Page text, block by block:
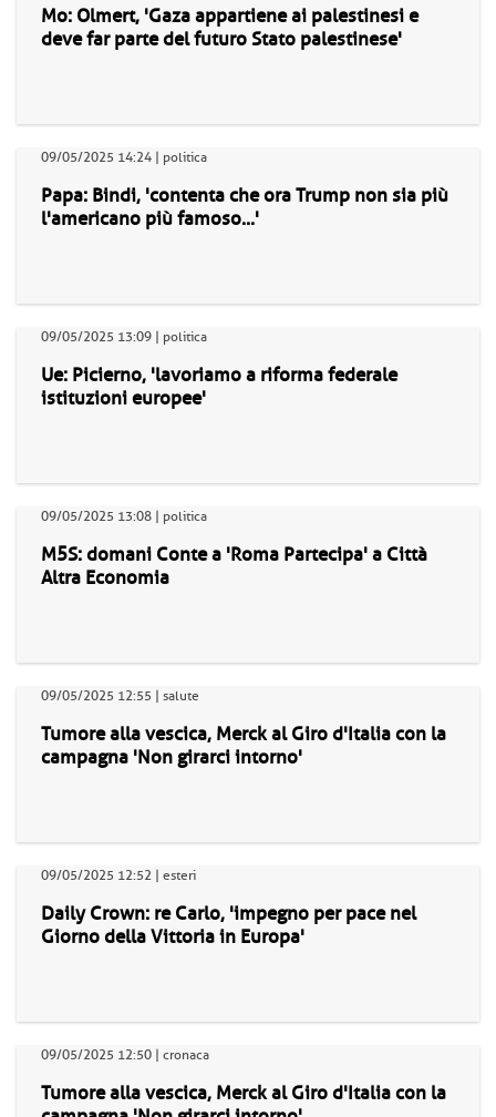
Mo: Olmert, 'Gaza appartiene ai palestinesi e
deve far parte del futuro Stato palestinese'
09/05/2025 14:24 | politica
Papa: Bindi, 'contenta che ora Trump non sia più
l'americano più famoso...'
09/05/2025 13:09 | politica
Ue: Picierno, 'lavoriamo a riforma federale
istituzioni europee'
09/05/2025 13:08 | politica
M5S: domani Conte a 'Roma Partecipa' a Città
Altra Economia
09/05/2025 12:55 | salute
Tumore alla vescica, Merck al Giro d'Italia con la
campagna 'Non girarci intorno'
09/05/2025 12:52 | esteri
Daily Crown: re Carlo, 'impegno per pace nel
Giorno della Vittoria in Europa'
09/05/2025 12:50 | cronaca
Tumore alla vescica, Merck al Giro d'Italia con la